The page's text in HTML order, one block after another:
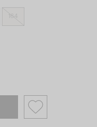
164